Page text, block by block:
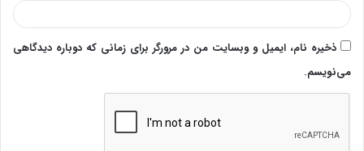
ذخیره نام، ایمیل و وبسایت من در مرورگر برای زمانی که دوباره دیدگاهی
می‌نویسم.